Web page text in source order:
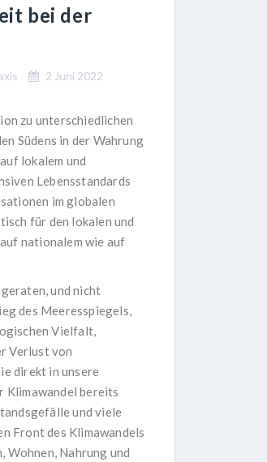
bei der
2 Juni 2022
zu unterschiedlichen
Südens in der Wahrung
lokalem und
Lebensstandards
im globalen
für den lokalen und
nationalem wie auf
und nicht
des Meeresspiegels,
Vielfalt,
Verlust von
direkt in unsere
Klimawandel bereits
und viele
Front des Klimawandels
Wohnen, Nahrung und